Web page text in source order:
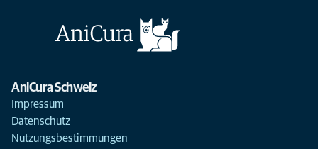
AniCura Schweiz
Impressum
Datenschutz
Nutzungsbestimmungen